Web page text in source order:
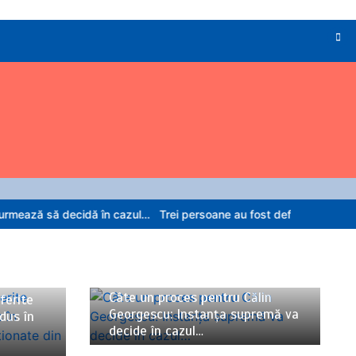
în cazul… Trei persoane au fost deferite justiției după ce au
în
Câte un proces pentru Călin
Georgescu: Instanța supremă va
decide în cazul…